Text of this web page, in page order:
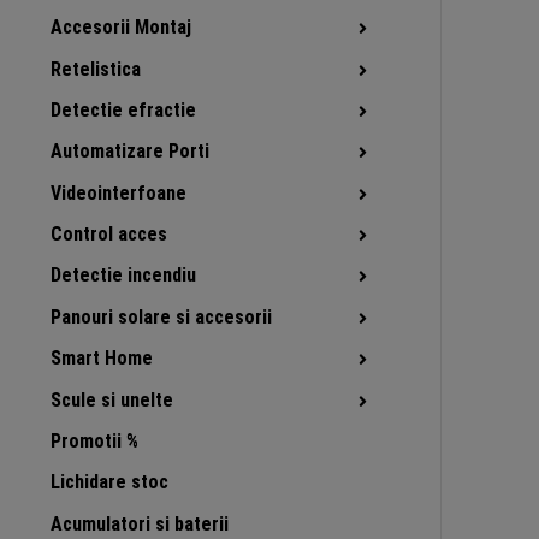
Accesorii Montaj
Retelistica
Detectie efractie
Automatizare Porti
Videointerfoane
Control acces
Detectie incendiu
Panouri solare si accesorii
Smart Home
Scule si unelte
Promotii %
Lichidare stoc
Acumulatori si baterii